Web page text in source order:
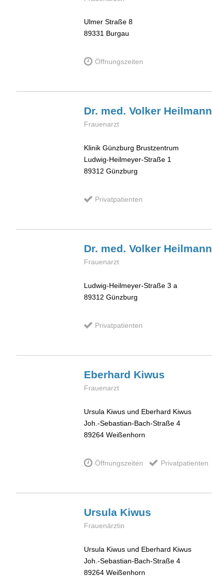
Ulmer Straße 8
89331 Burgau
Öffnungszeiten
Dr. med. Volker Heilmann
Frauenarzt
Klinik Günzburg Brustzentrum
Ludwig-Heilmeyer-Straße 1
89312 Günzburg
Privatpatienten
Dr. med. Volker Heilmann
Frauenarzt
Ludwig-Heilmeyer-Straße 3 a
89312 Günzburg
Privatpatienten
Eberhard Kiwus
Frauenarzt
Ursula Kiwus und Eberhard Kiwus
Joh.-Sebastian-Bach-Straße 4
89264 Weißenhorn
Öffnungszeiten Privatpatienten
Ursula Kiwus
Frauenärztin
Ursula Kiwus und Eberhard Kiwus
Joh.-Sebastian-Bach-Straße 4
89264 Weißenhorn